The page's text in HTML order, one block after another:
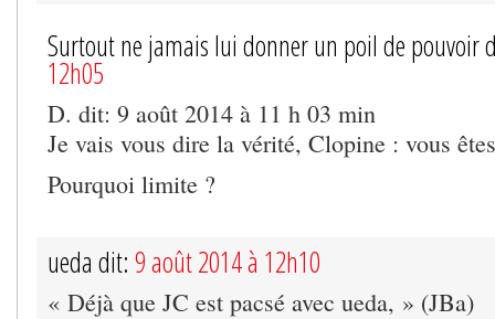
Surtout ne jamais lui donner un poil de pouvoir
12h05
D. dit: 9 août 2014 à 11 h 03 min
Je vais vous dire la vérité, Clopine : vous
Pourquoi limite ?
ueda dit: 9 août 2014 à 12h10
« Déjà que JC est pacsé avec ueda, » (JBa)